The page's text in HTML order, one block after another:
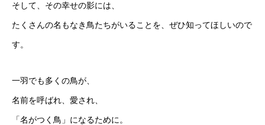
そして、その幸せの影には、
たくさんの名もなき鳥たちがいることを、ぜひ知ってほしいので
す。
一羽でも多くの鳥が、
名前を呼ばれ、愛され、
「名がつく鳥」になるために。